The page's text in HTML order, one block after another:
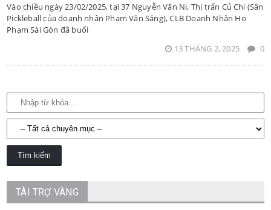
Vào chiều ngày 23/02/2025, tại 37 Nguyễn Văn Ni, Thị trấn Củ Chi (Sân
Pickleball của doanh nhân Phạm Văn Sáng), CLB Doanh Nhân Họ
Phạm Sài Gòn đã buổi
13 THÁNG 2, 2025
0
TÀI TRỢ VÀNG